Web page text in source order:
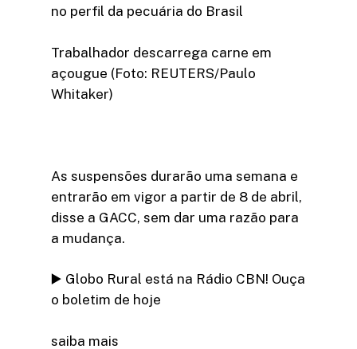
no perfil da pecuária do Brasil
Trabalhador descarrega carne em
açougue (Foto: REUTERS/Paulo
Whitaker)
As suspensões durarão uma semana e
entrarão em vigor a partir de 8 de abril,
disse a GACC, sem dar uma razão para
a mudança.
▶️ Globo Rural está na Rádio CBN! Ouça
o boletim de hoje
saiba mais